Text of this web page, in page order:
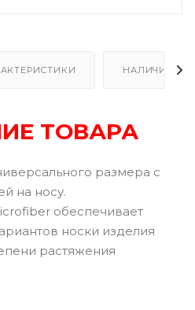
НАЛИЧИЕ В
ТОВАРА
размера с
на носу.
обеспечивает
носки изделия
растяжения